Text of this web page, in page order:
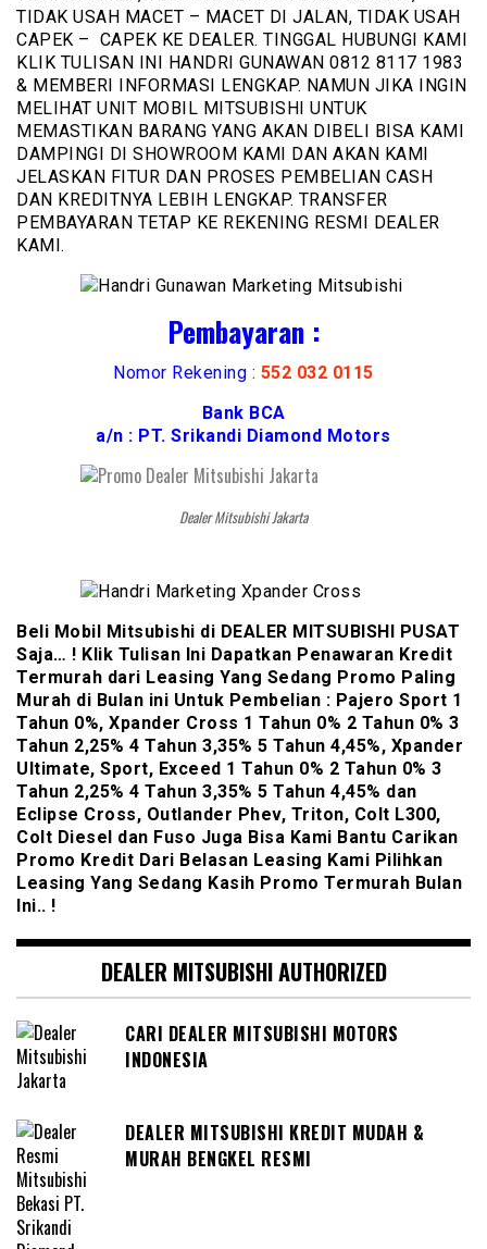
TIDAK USAH MACET – MACET DI JALAN, TIDAK USAH
CAPEK – CAPEK KE DEALER. TINGGAL HUBUNGI KAMI
KLIK TULISAN INI HANDRI GUNAWAN 0812 8117 1983
& MEMBERI INFORMASI LENGKAP. NAMUN JIKA INGIN
MELIHAT UNIT MOBIL MITSUBISHI UNTUK
MEMASTIKAN BARANG YANG AKAN DIBELI BISA KAMI
DAMPINGI DI SHOWROOM KAMI DAN AKAN KAMI
JELASKAN FITUR DAN PROSES PEMBELIAN CASH
DAN KREDITNYA LEBIH LENGKAP. TRANSFER
PEMBAYARAN TETAP KE REKENING RESMI DEALER
KAMI.
Pembayaran :
Nomor Rekening : 552 032 0115
Bank BCA
a/n : PT. Srikandi Diamond Motors
Dealer Mitsubishi Jakarta
Beli Mobil Mitsubishi di DEALER MITSUBISHI PUSAT
Saja… ! Klik Tulisan Ini Dapatkan Penawaran Kredit
Termurah dari Leasing Yang Sedang Promo Paling
Murah di Bulan ini Untuk Pembelian : Pajero Sport 1
Tahun 0%, Xpander Cross 1 Tahun 0% 2 Tahun 0% 3
Tahun 2,25% 4 Tahun 3,35% 5 Tahun 4,45%, Xpander
Ultimate, Sport, Exceed 1 Tahun 0% 2 Tahun 0% 3
Tahun 2,25% 4 Tahun 3,35% 5 Tahun 4,45% dan
Eclipse Cross, Outlander Phev, Triton, Colt L300,
Colt Diesel dan Fuso Juga Bisa Kami Bantu Carikan
Promo Kredit Dari Belasan Leasing Kami Pilihkan
Leasing Yang Sedang Kasih Promo Termurah Bulan
Ini.. !
DEALER MITSUBISHI AUTHORIZED
CARI DEALER MITSUBISHI MOTORS
INDONESIA
DEALER MITSUBISHI KREDIT MUDAH &
MURAH BENGKEL RESMI